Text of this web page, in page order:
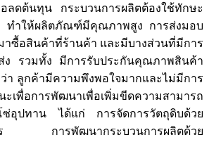
ลดต้นทุน กระบวนการผลิตต้องใช้ทักษะ
ทำให้ผลิตภัณฑ์มีคุณภาพสูง การส่งมอบ
าซื้อสินค้าที่ร้านค้า และมีบางส่วนที่มีการ
ง รวมทั้ง มีการรับประกันคุณภาพสินค้า
า ลูกค้ามีความพึงพอใจมากและไม่มีการ
ะเพื่อการพัฒนาเพื่อเพิ่มขีดความสามารถ
ซ่อุปทาน ได้แก่ การจัดการวัตถุดิบด้วย
ตร การพัฒนากระบวนการผลิตด้วย